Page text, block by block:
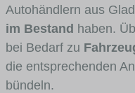
Autohändlern aus
im Bestand haben.
bei Bedarf zu
die entsprechenden
bündeln.